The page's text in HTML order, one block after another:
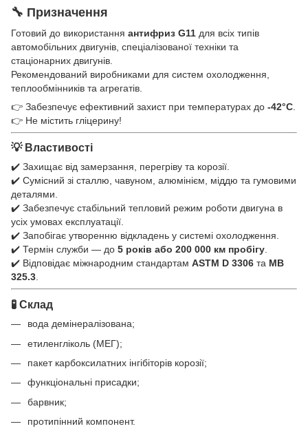
🔧 Призначення
Готовий до використання антифриз G11 для всіх типів
автомобільних двигунів, спеціалізованої техніки та
стаціонарних двигунів.
Рекомендований виробниками для систем охолодження,
теплообмінників та агрегатів.
👉 Забезпечує ефективний захист при температурах до -42°C
👉 Не містить гліцерину!
💡 Властивості
✔️ Захищає від замерзання, перегріву та корозії.
✔️ Сумісний зі сталлю, чавуном, алюмінієм, міддю та гумовими
деталями.
✔️ Забезпечує стабільний тепловий режим роботи двигуна в
усіх умовах експлуатації.
✔️ Запобігає утворенню відкладень у системі охолодження.
✔️ Термін служби — до 5 років або 200 000 км пробігу.
✔️ Відповідає міжнародним стандартам ASTM D 3306 та MB
325.3.
🧪 Склад
вода демінералізована;
етиленгліколь (МЕГ);
пакет карбоксилатних інгібіторів корозії;
функціональні присадки;
барвник;
протипінний компонент.